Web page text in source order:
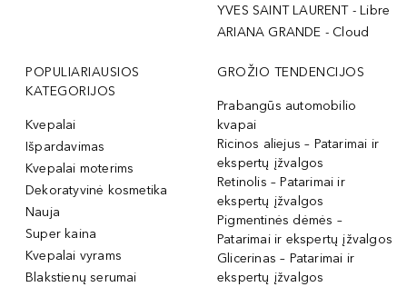
YVES SAINT LAURENT - Libre
ARIANA GRANDE - Cloud
POPULIARIAUSIOS
KATEGORIJOS
Kvepalai
Išpardavimas
Kvepalai moterims
Dekoratyvinė kosmetika
Nauja
Super kaina
Kvepalai vyrams
Blakstienų serumai
GROŽIO TENDENCIJOS
Prabangūs automobilio
kvapai
Ricinos aliejus – Patarimai ir
ekspertų įžvalgos
Retinolis – Patarimai ir
ekspertų įžvalgos
Pigmentinės dėmės –
Patarimai ir ekspertų įžvalgos
Glicerinas – Patarimai ir
ekspertų įžvalgos